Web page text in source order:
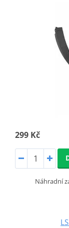
299 Kč
Náhradní